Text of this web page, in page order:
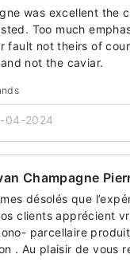
was excellent the
Too much
fault not theirs of
not the caviar.
04-2024
Champagne
désolés que
clients apprécient
parcellaire
. Au plaisir de vous